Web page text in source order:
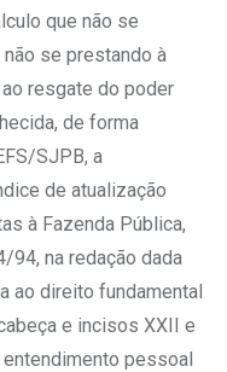
que não se
se prestando à
resgate do poder
de forma
SJPB, a
de atualização
à Fazenda Pública,
94, na redação dada
ao direito fundamental
e incisos XXII e
pessoal